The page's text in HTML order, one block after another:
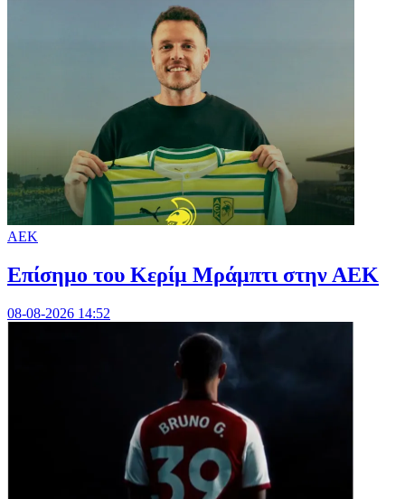
ΑΕΚ
Επίσημο του Κερίμ Μράμπτι στην ΑΕK
08-08-2026 14:52